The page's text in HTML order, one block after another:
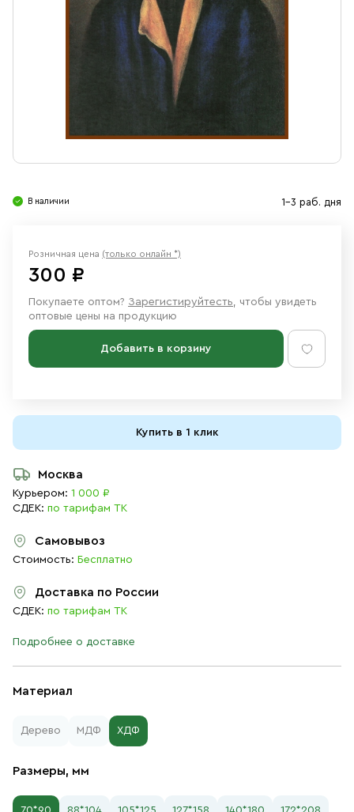
В наличии 1-3 раб. дня
Материал
Дерево МДФ ХДФ
Размеры, мм
Розничная цена (только онлайн *)
300 ₽
Покупаете оптом? Зарегистируйтесть, чтобы увидеть
оптовые цены на продукцию
Добавить в корзину
Купить в 1 клик
Москва
Курьером: 1 000 ₽
СДЕК: по тарифам ТК
Самовывоз
Стоимость: Бесплатно
Доставка по России
СДЕК: по тарифам ТК
Подробнее о доставке